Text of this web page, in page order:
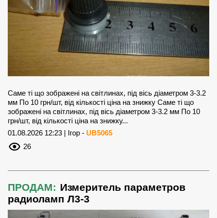
Саме ті що зображені на світлинах, під вісь діаметром 3-3.2
мм По 10 грн/шт, від кількості ціна на знижку Саме ті що
зображені на світлинах, під вісь діаметром 3-3.2 мм По 10
грн/шт, від кількості ціна на знижку...
01.08.2026 12:23 | Ігор - UB5065
26
ПРОДАМ: Измеритель параметров
радиоламп Л3-3